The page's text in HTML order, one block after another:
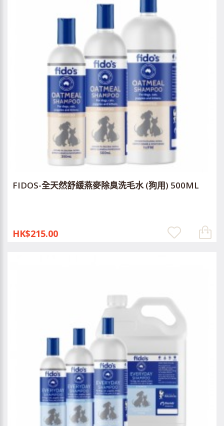
FIDOS-全天然舒緩燕麥除臭洗毛水 (狗用) 500ML
HK$215.00